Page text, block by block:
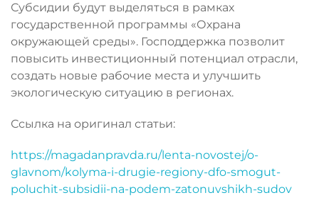
Субсидии будут выделяться в рамках
государственной программы «Охрана
окружающей среды». Господдержка позволит
повысить инвестиционный потенциал отрасли,
создать новые рабочие места и улучшить
экологическую ситуацию в регионах.
Ссылка на оригинал статьи:
https://magadanpravda.ru/lenta-novostej/o-
glavnom/kolyma-i-drugie-regiony-dfo-smogut-
poluchit-subsidii-na-podem-zatonuvshikh-sudov